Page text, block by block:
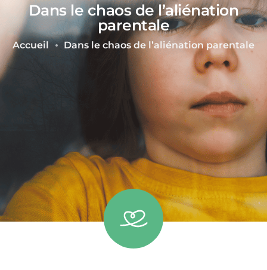
Dans le chaos de l’aliénation
parentale
Accueil Dans le chaos de l’aliénation parentale